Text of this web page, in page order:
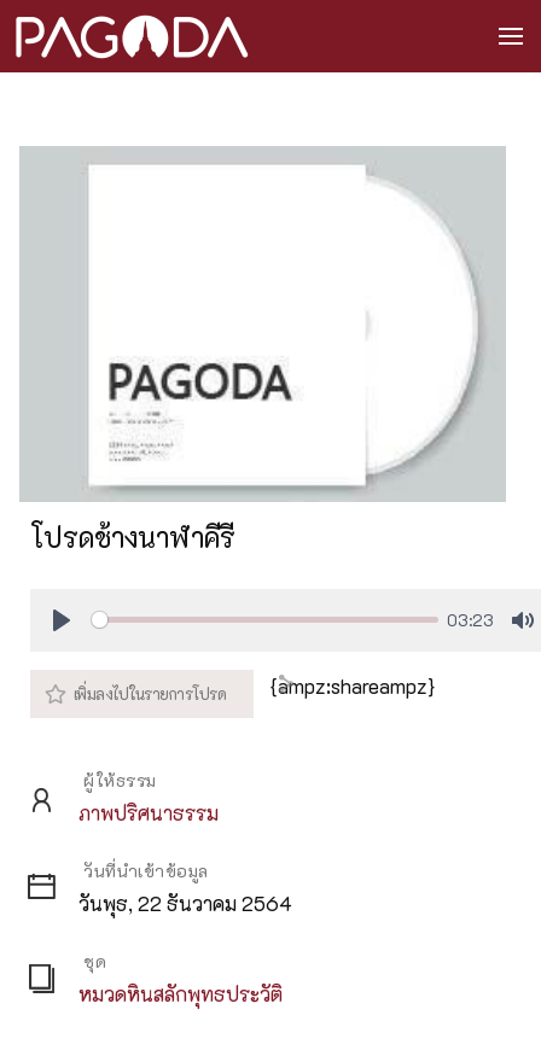
โปรดช้างนาฬาคีรี
03:23
{ampz:shareampz}
ผู้ให้ธรรม
ภาพปริศนาธรรม
วันที่นำเข้าข้อมูล
วันพุธ, 22 ธันวาคม 2564
ชุด
หมวดหินสลักพุทธประวัติ